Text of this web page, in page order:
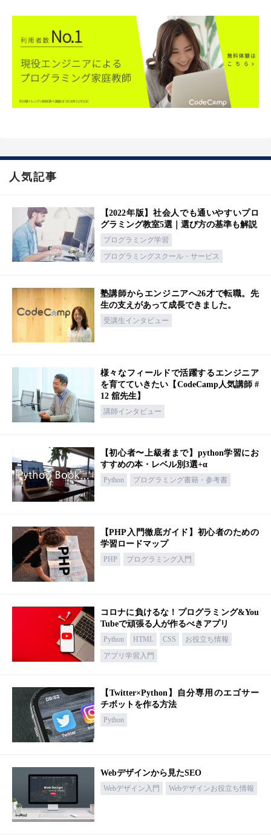
人気記事
【2022年版】社会人でも通いやすいプロ
グラミング教室5選｜選び方の基準も解説
プログラミング学習
プログラミングスクール・サービス
塾講師からエンジニアへ26才で転職。先
生の支えがあって成長できました。
受講生インタビュー
様々なフィールドで活躍するエンジニア
を育てていきたい【CodeCamp人気講師 #
12 舘先生】
講師インタビュー
【初心者〜上級者まで】python学習にお
すすめの本・レベル別3選+α
Python プログラミング書籍・参考書
【PHP入門徹底ガイド】初心者のための
学習ロードマップ
PHP プログラミング入門
コロナに負けるな！プログラミング&You
Tubeで頑張る人が作るべきアプリ
Python HTML CSS
お役立ち情報
アプリ学習入門
【Twitter×Python】自分専用のエゴサー
チボットを作る方法
Python
Webデザインから見たSEO
Webデザイン入門 Webデザインお役立ち情報